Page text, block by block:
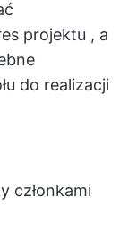
projektu , a
do realizacji
członkami